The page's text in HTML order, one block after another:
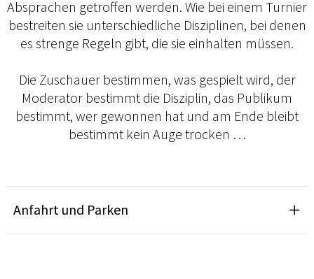
Absprachen getroffen werden. Wie bei einem Turnier
bestreiten sie unterschiedliche Disziplinen, bei denen
es strenge Regeln gibt, die sie einhalten müssen.
Die Zuschauer bestimmen, was gespielt wird, der
Moderator bestimmt die Disziplin, das Publikum
bestimmt, wer gewonnen hat und am Ende bleibt
bestimmt kein Auge trocken …
Anfahrt und Parken